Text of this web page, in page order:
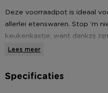
Deze voorraadpot is ideaal
allerlei etenswaren. Stop ‘m
keukenkastje, want dankzij
er super hip uit. De
* Voorraadpot met ruitmotief
Lees meer
Specificaties